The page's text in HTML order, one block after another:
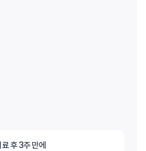
료 후 3주 만에